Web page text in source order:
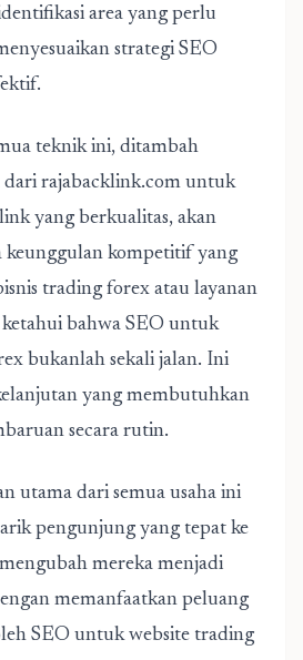
area yang perlu
strategi SEO
teknik ini, ditambah
rajabacklink.com untuk
yang berkualitas, akan
keunggulan kompetitif yang
trading forex atau layanan
bahwa SEO untuk
bukanlah sekali jalan. Ini
yang membutuhkan
secara rutin.
utama dari semua usaha ini
pengunjung yang tepat ke
mereka menjadi
memanfaatkan peluang
SEO untuk website trading